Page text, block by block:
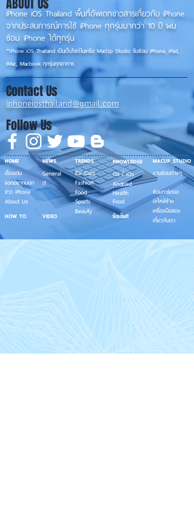
iPhone iOS Thailand พื้นที่อัพเดทข่าวสารเกี่ยวกับ iPhone
จากประสบการณ์การใช้ iPhone ทุกรุ่นมากว่า 10 ปี ผม
ซ่อม iPhone ได้ทุกรุ่น
**iPhone iOSThailand เป็นเว็บไซต์ในเครือ MacUp Studio รับซ่อม iPhone, iPad,
iMac, Macbook ทุกรุ่นทุกอาการ
ABOUT US
iphoneiosthailand@gmail.com
Contact Us
Follow Us
TRENDS
EV Cars
Fashion
Food
Sports
Beauty
KNOWLEDGE
Os / iOs
Android
Health
Food
MACUP STUDIO
งานซ่อมต่างๆ
ซ่อมการ์ดจอ
อะไหล่ช่าง
เครื่องมือสอง
เกี่ยวกับเรา
NEWS
General
iT
HOME
เรื่องเด่น
แอดอยากบอก
About Us
ข่าว iPhone
จัดเต็ม!!
HOW TO VIDEO